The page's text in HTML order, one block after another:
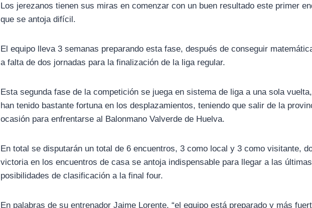
Los jerezanos tienen sus miras en comenzar con un buen resultado este primer
que se antoja difícil.
El equipo lleva 3 semanas preparando esta fase, después de conseguir
a falta de dos jornadas para la finalización de la liga regular.
Esta segunda fase de la competición se juega en sistema de liga a una sola
han tenido bastante fortuna en los desplazamientos, teniendo que salir de la
ocasión para enfrentarse al Balonmano Valverde de Huelva.
En total se disputarán un total de 6 encuentros, 3 como local y 3 como visitante,
victoria en los encuentros de casa se antoja indispensable para llegar a las
posibilidades de clasificación a la final four.
En palabras de su entrenador Jaime Lorente, “el equipo está preparado y más